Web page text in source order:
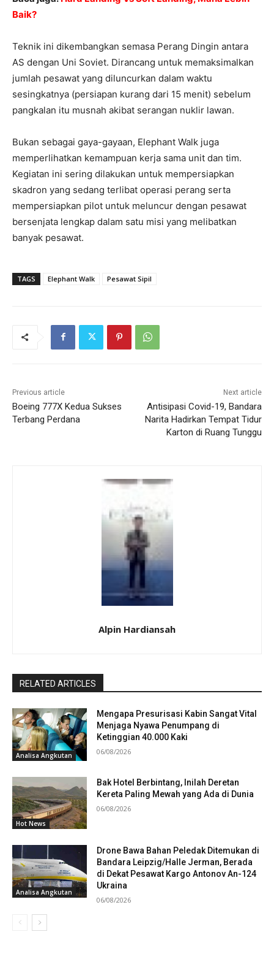
Baik?
Teknik ini dikembangkan semasa Perang Dingin antara
AS dengan Uni Soviet. Dirancang untuk memaksimalkan
jumlah pesawat yang diluncurkan dalam waktu
sesingkatnya (persiapan kurang dari 15 menit) sebelum
pangkalan itu musnah akibat serangan nuklir lawan.
Bukan sebagai gaya-gayaan, Elephant Walk juga
memperlihatkan kemampuan kerja sama unit dan tim.
Kegiatan ini sering dilakukan untuk mempersiapkan
skadron yang sedang terlibat operasi perang serta
mempersiapkan pilot untuk meluncur dengan pesawat
bersenjata lengkap dalam satu misi yang melibatkan
banyak pesawat.
TAGS Elephant Walk Pesawat Sipil
Previous article
Boeing 777X Kedua Sukses
Terbang Perdana
Next article
Antisipasi Covid-19, Bandara
Narita Hadirkan Tempat Tidur
Karton di Ruang Tunggu
Alpin Hardiansah
RELATED ARTICLES
Analisa Angkutan
Mengapa Presurisasi Kabin Sangat Vital
Menjaga Nyawa Penumpang di
Ketinggian 40.000 Kaki
06/08/2026
Hot News
Bak Hotel Berbintang, Inilah Deretan
Kereta Paling Mewah yang Ada di Dunia
06/08/2026
Analisa Angkutan
Drone Bawa Bahan Peledak Ditemukan di
Bandara Leipzig/Halle Jerman, Berada
di Dekat Pesawat Kargo Antonov An-124
Ukraina
06/08/2026